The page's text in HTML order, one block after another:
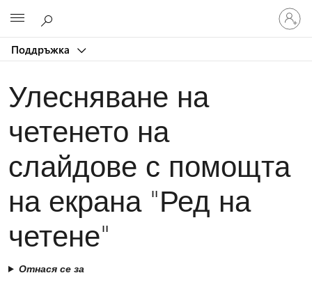
Поддръжка
Влезте
във
вашия
Улесняване на
четенето на
слайдове с помощта
на екрана "Ред на
четене"
Отнася се за